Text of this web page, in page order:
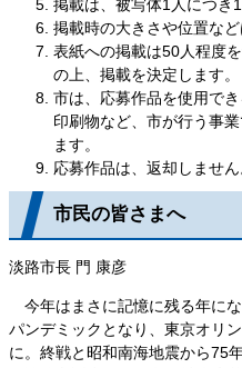
掲載は、被写体1人につき1
掲載時の大きさや位置など
表紙への掲載は50人程度
の上、掲載を決定します。
市は、応募作品を使用で
印刷物など、市が行う事
ます。
応募作品は、返却しません
市民の皆さまへ
淡路市長 門 康彦
今年はまさに記憶に残る年に
パンデミックとなり、東京オリ
に。終戦と昭和南海地震から75